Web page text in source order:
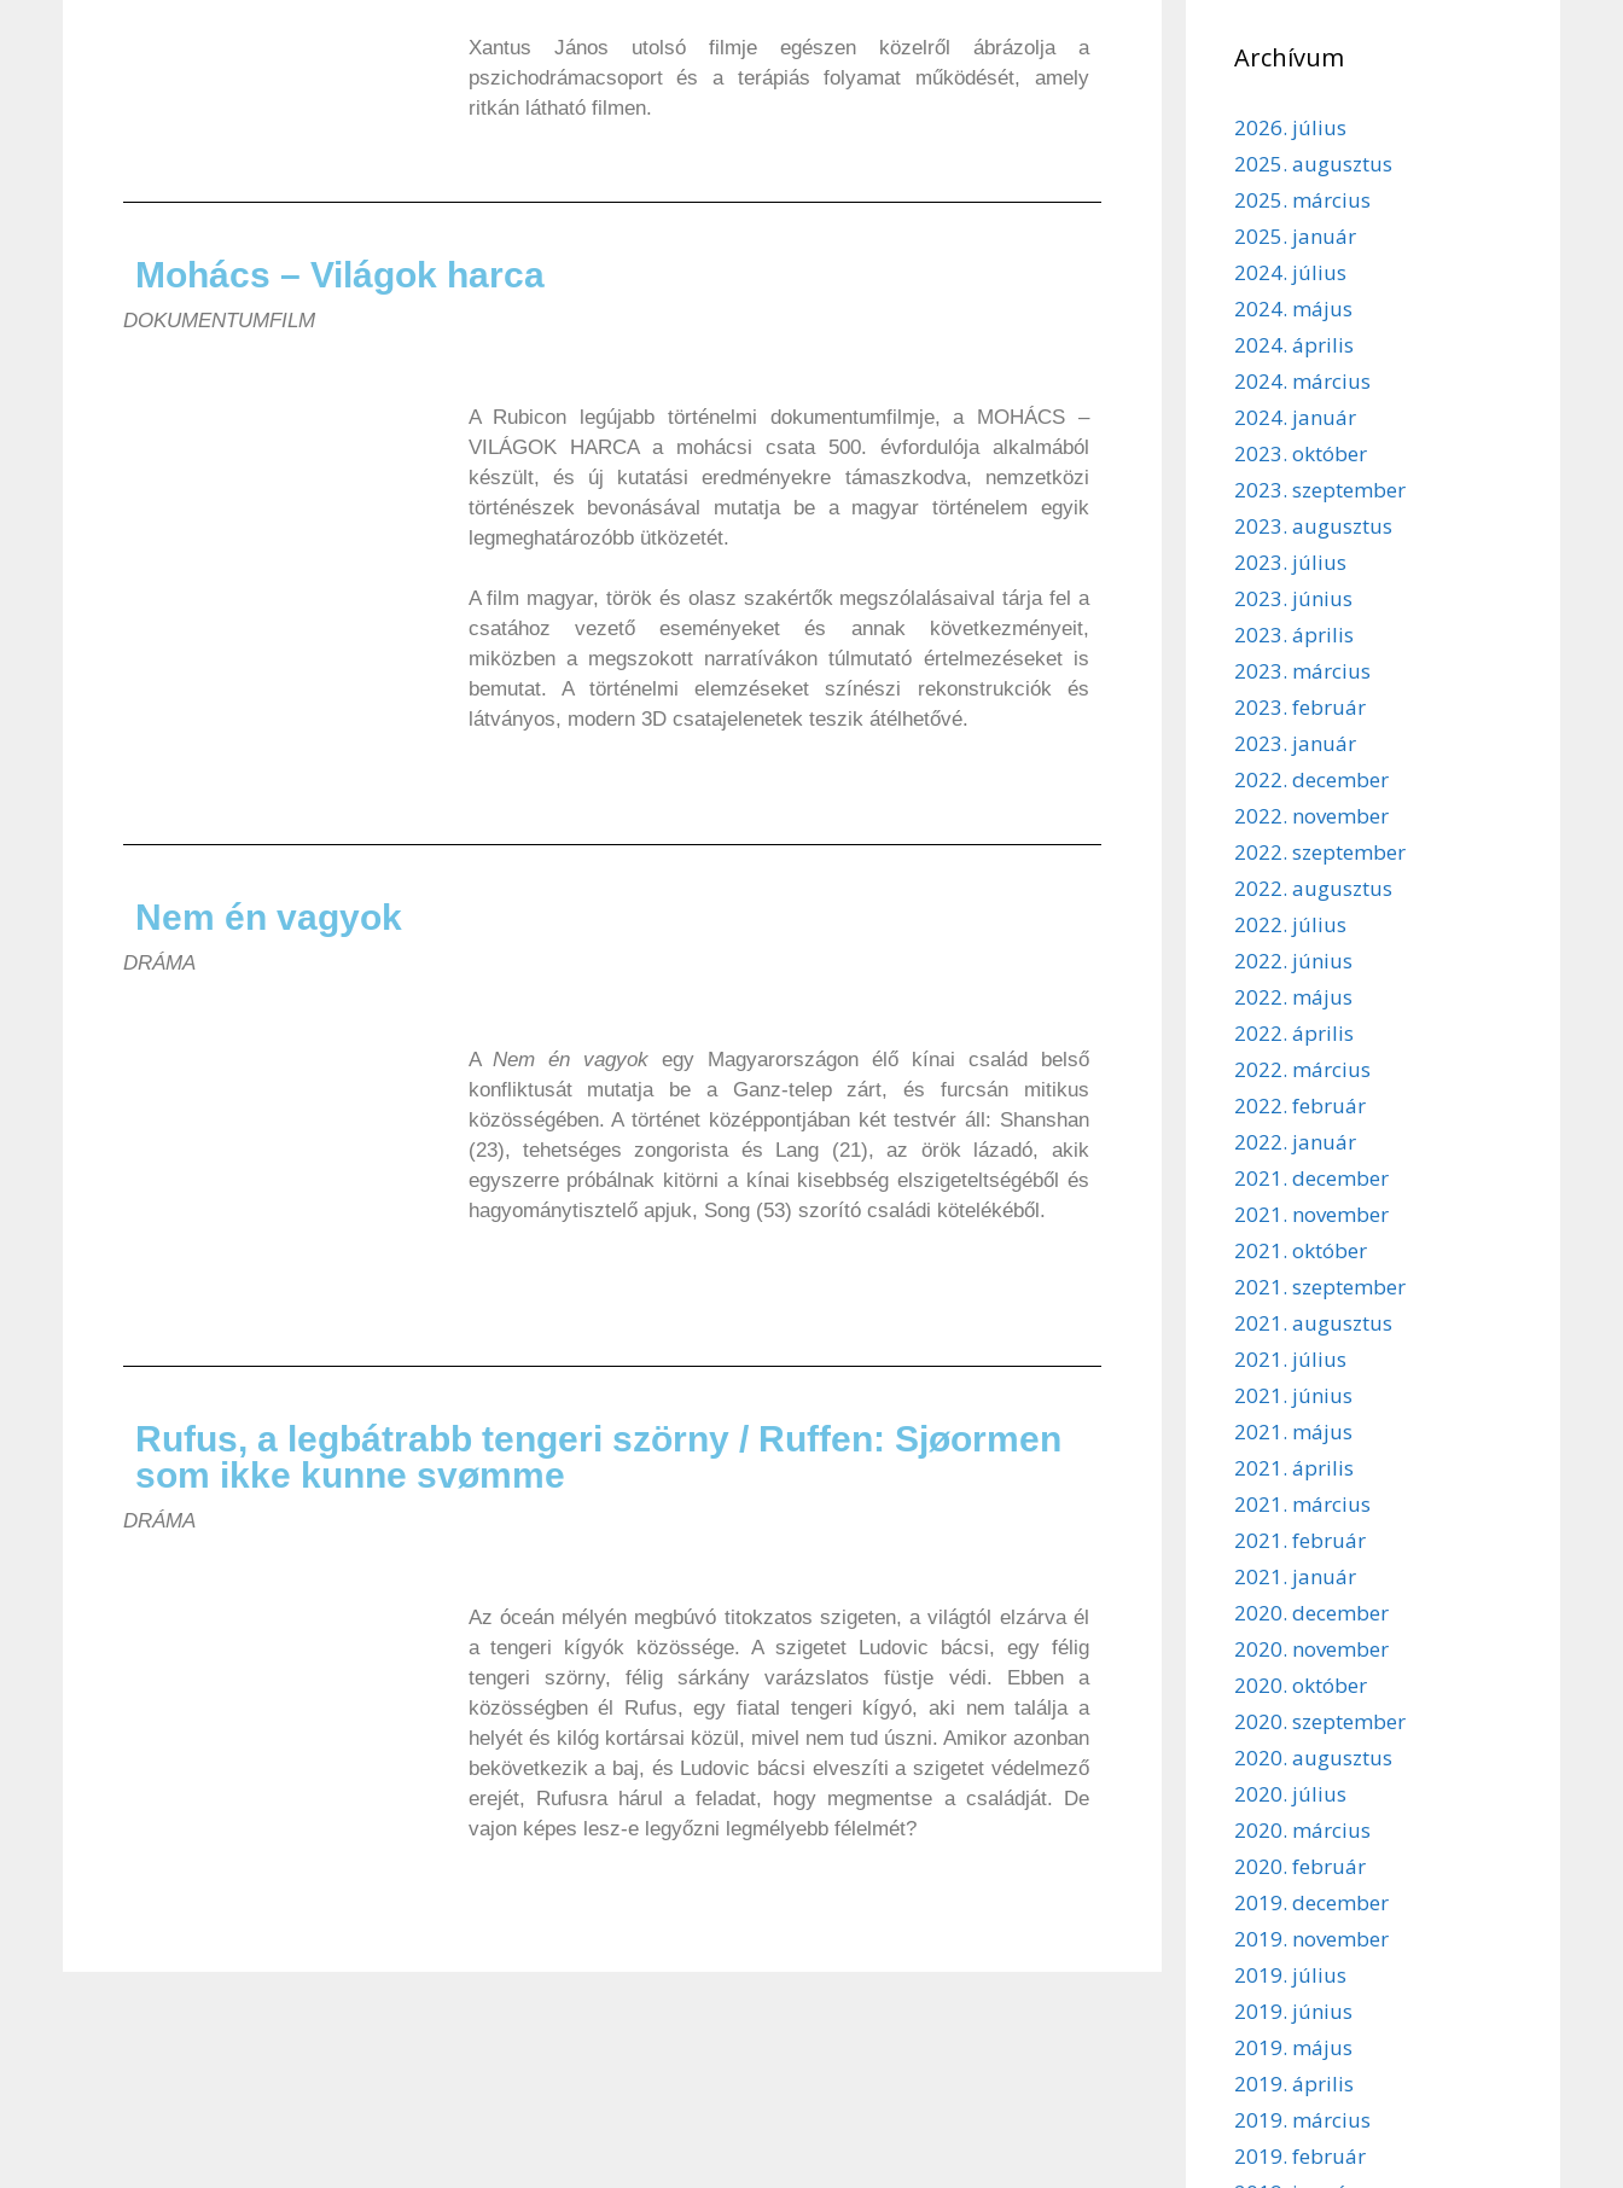
Xantus János utolsó filmje egészen közelről ábrázolja a
pszichodrámacsoport és a terápiás folyamat működését, amely
ritkán látható filmen.
Mohács – Világok harca
DOKUMENTUMFILM
A Rubicon legújabb történelmi dokumentumfilmje, a MOHÁCS –
VILÁGOK HARCA a mohácsi csata 500. évfordulója alkalmából
készült, és új kutatási eredményekre támaszkodva, nemzetközi
történészek bevonásával mutatja be a magyar történelem egyik
legmeghatározóbb ütközetét.
A film magyar, török és olasz szakértők megszólalásaival tárja fel a
csatához vezető eseményeket és annak következményeit,
miközben a megszokott narratívákon túlmutató értelmezéseket is
bemutat. A történelmi elemzéseket színészi rekonstrukciók és
látványos, modern 3D csatajelenetek teszik átélhetővé.
Nem én vagyok
DRÁMA
ANem én vagyok egy Magyarországon élő kínai család belső
konfliktusát mutatja be a Ganz-telep zárt, és furcsán mitikus
közösségében. A történet középpontjában két testvér áll: Shanshan
(23), tehetséges zongorista és Lang (21), az örök lázadó, akik
egyszerre próbálnak kitörni a kínai kisebbség elszigeteltségéből és
hagyománytisztelő apjuk, Song (53) szorító családi kötelékéből.
Rufus, a legbátrabb tengeri szörny / Ruffen: Sjøormen
som ikke kunne svømme
DRÁMA
Az óceán mélyén megbúvó titokzatos szigeten, a világtól elzárva él
a tengeri kígyók közössége. A szigetet Ludovic bácsi, egy félig
tengeri szörny, félig sárkány varázslatos füstje védi. Ebben a
közösségben él Rufus, egy fiatal tengeri kígyó, aki nem találja a
helyét és kilóg kortársai közül, mivel nem tud úszni. Amikor azonban
bekövetkezik a baj, és Ludovic bácsi elveszíti a szigetet védelmező
erejét, Rufusra hárul a feladat, hogy megmentse a családját. De
vajon képes lesz-e legyőzni legmélyebb félelmét?
Archívum
2026. július
2025. augusztus
2025. március
2025. január
2024. július
2024. május
2024. április
2024. március
2024. január
2023. október
2023. szeptember
2023. augusztus
2023. július
2023. június
2023. április
2023. március
2023. február
2023. január
2022. december
2022. november
2022. szeptember
2022. augusztus
2022. július
2022. június
2022. május
2022. április
2022. március
2022. február
2022. január
2021. december
2021. november
2021. október
2021. szeptember
2021. augusztus
2021. július
2021. június
2021. május
2021. április
2021. március
2021. február
2021. január
2020. december
2020. november
2020. október
2020. szeptember
2020. augusztus
2020. július
2020. március
2020. február
2019. december
2019. november
2019. július
2019. június
2019. május
2019. április
2019. március
2019. február